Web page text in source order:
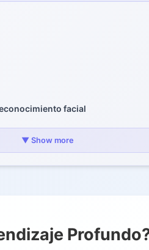
facial
▼ Show more